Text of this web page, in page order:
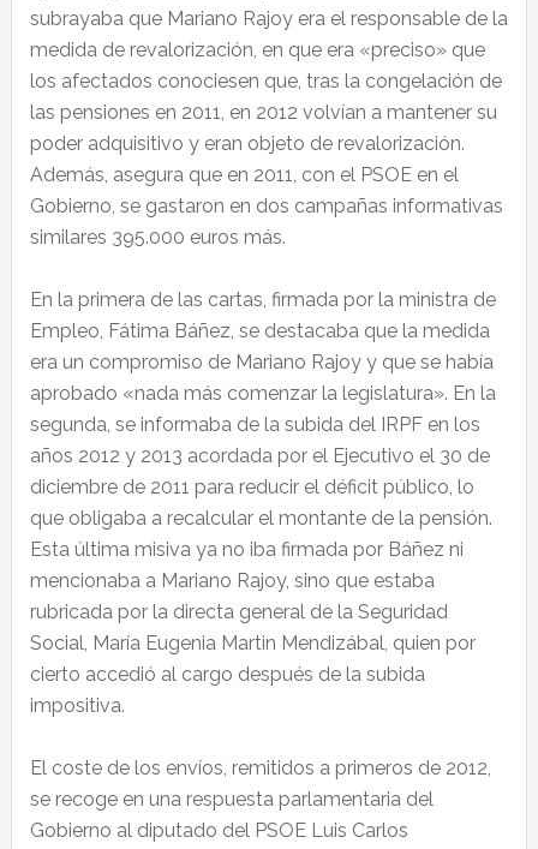
subrayaba que Mariano Rajoy era el responsable de la
medida de revalorización, en que era «preciso» que
los afectados conociesen que, tras la congelación de
las pensiones en 2011, en 2012 volvían a mantener su
poder adquisitivo y eran objeto de revalorización.
Además, asegura que en 2011, con el PSOE en el
Gobierno, se gastaron en dos campañas informativas
similares 395.000 euros más.
En la primera de las cartas, firmada por la ministra de
Empleo, Fátima Báñez, se destacaba que la medida
era un compromiso de Mariano Rajoy y que se había
aprobado «nada más comenzar la legislatura». En la
segunda, se informaba de la subida del IRPF en los
años 2012 y 2013 acordada por el Ejecutivo el 30 de
diciembre de 2011 para reducir el déficit público, lo
que obligaba a recalcular el montante de la pensión.
Esta última misiva ya no iba firmada por Báñez ni
mencionaba a Mariano Rajoy, sino que estaba
rubricada por la directa general de la Seguridad
Social, María Eugenia Martin Mendizábal, quien por
cierto accedió al cargo después de la subida
impositiva.
El coste de los envíos, remitidos a primeros de 2012,
se recoge en una respuesta parlamentaria del
Gobierno al diputado del PSOE Luis Carlos